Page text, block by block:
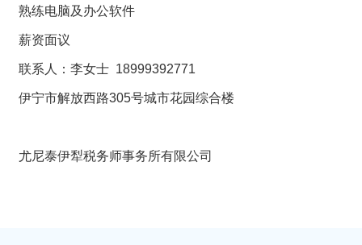
熟练电脑及办公软件
薪资面议
联系人：李女士 18999392771
伊宁市解放西路305号城市花园综合楼
尤尼泰伊犁税务师事务所有限公司